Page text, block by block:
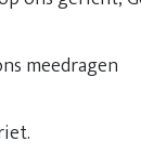
meedragen